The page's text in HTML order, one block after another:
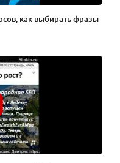
как выбирать фразы